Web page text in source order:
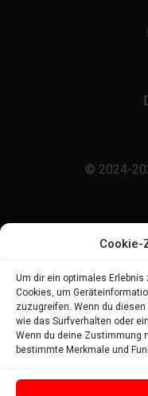
Cookie-
Um dir ein optimales
Cookies, um
zuzugreifen. Wenn du
wie das Surfverhalten oder
Wenn du deine Zustimmung
bestimmte Merkmale und
© 2024-